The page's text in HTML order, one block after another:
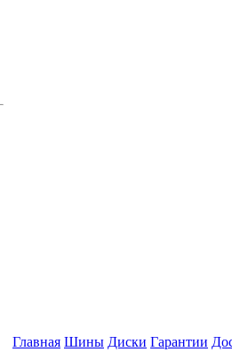
Главная Шины Диски Гарантии